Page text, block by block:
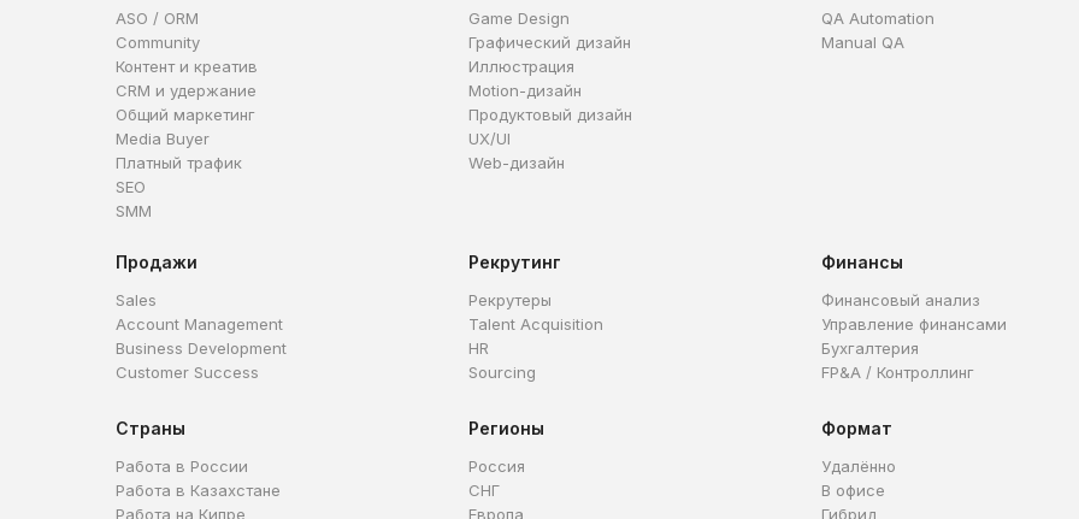
ASO / ORM
Community
Контент и креатив
CRM и удержание
Общий маркетинг
Media Buyer
Платный трафик
SEO
SMM
Game Design
Графический дизайн
Иллюстрация
Motion-дизайн
Продуктовый дизайн
UX/UI
Web-дизайн
QA Automation
Manual QA
Продажи
Sales
Account Management
Business Development
Customer Success
Рекрутинг
Рекрутеры
Talent Acquisition
HR
Sourcing
Финансы
Финансовый анализ
Управление финансами
Бухгалтерия
FP&A / Контроллинг
Страны
Работа в России
Работа в Казахстане
Работа на Кипре
Регионы
Россия
СНГ
Европа
Формат
Удалённо
В офисе
Гибрид